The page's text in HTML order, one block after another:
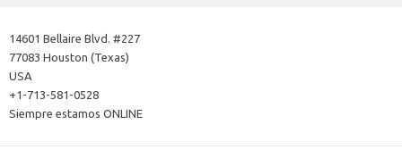
14601 Bellaire Blvd. #227
77083 Houston (Texas)
USA
+1-713-581-0528
Siempre estamos ONLINE